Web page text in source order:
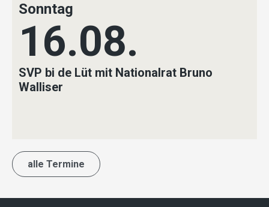
Sonntag
16.08.
SVP bi de Lüt mit Nationalrat Bruno
Walliser
alle Termine